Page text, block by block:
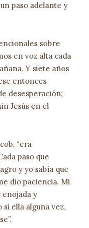
paso adelante y
sobre
en voz alta cada
Y siete años
entonces
desesperación;
Jesús en el
“era
paso que
y yo sabía que
dio paciencia. Mi
y
si ella alguna vez,